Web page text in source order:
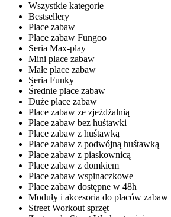
Wszystkie kategorie
Bestsellery
Place zabaw
Place zabaw Fungoo
Seria Max-play
Mini place zabaw
Małe place zabaw
Seria Funky
Średnie place zabaw
Duże place zabaw
Place zabaw ze zjeżdżalnią
Place zabaw bez huśtawki
Place zabaw z huśtawką
Place zabaw z podwójną huśtawką
Place zabaw z piaskownicą
Place zabaw z domkiem
Place zabaw wspinaczkowe
Place zabaw dostępne w 48h
Moduły i akcesoria do placów zabaw
Street Workout sprzęt